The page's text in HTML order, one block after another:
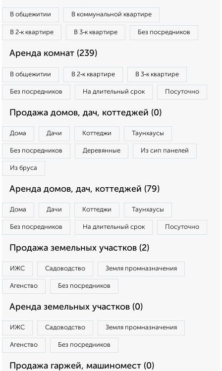
В общежитии В коммунальной квартире
В 2‑к квартире В 3‑к квартире Без посредников
Аренда комнат (239)
В общежитии В 2‑к квартире В 3‑к квартире
Без посредников На длительный срок Посуточно
Продажа домов, дач, коттеджей (0)
Дома Дачи Коттеджи Таунхаусы
Без посредников Деревянные Из сип панелей
Из бруса
Аренда домов, дач, коттеджей (79)
Дома Дачи Коттеджи Таунхаусы
Без посредников На длительный срок Посуточно
Продажа земельных участков (2)
ИЖС Садоводство Земля промназначения
Агенство Без посредников
Аренда земельных участков (0)
ИЖС Садоводство Земля промназначения
Агенство Без посредников
Продажа гаржей, машиномест (0)